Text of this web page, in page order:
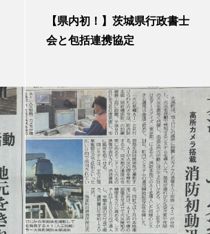
【県内初！】茨城県行政書士
会と包括連携協定